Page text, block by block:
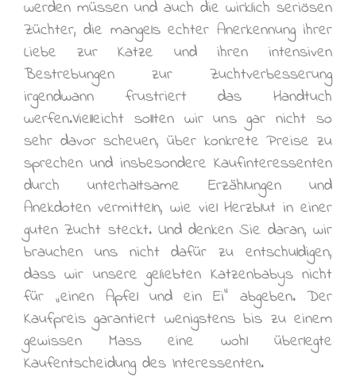
werden müssen und auch die wirklich seriösen
Züchter, die mangels echter Anerkennung ihrer
Liebe zur Katze und ihren intensiven
Bestrebungen zur Zuchtverbesserung
irgendwann frustriert das Handtuch
werfen.Vielleicht sollten wir uns gar nicht so
sehr davor scheuen, über konkrete Preise zu
sprechen und insbesondere Kaufinteressenten
durch unterhaltsame Erzählungen und
Anekdoten vermitteln, wie viel Herzblut in einer
guten Zucht steckt. Und denken Sie daran, wir
brauchen uns nicht dafür zu entschuldigen,
dass wir unsere geliebten Katzenbabys nicht
für „einen Apfel und ein Ei“ abgeben. Der
Kaufpreis garantiert wenigstens bis zu einem
gewissen Mass eine wohl überlegte
Kaufentscheidung des Interessenten.